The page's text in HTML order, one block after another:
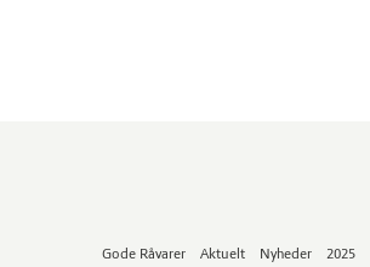
Gode Råvarer Aktuelt Nyheder 2025